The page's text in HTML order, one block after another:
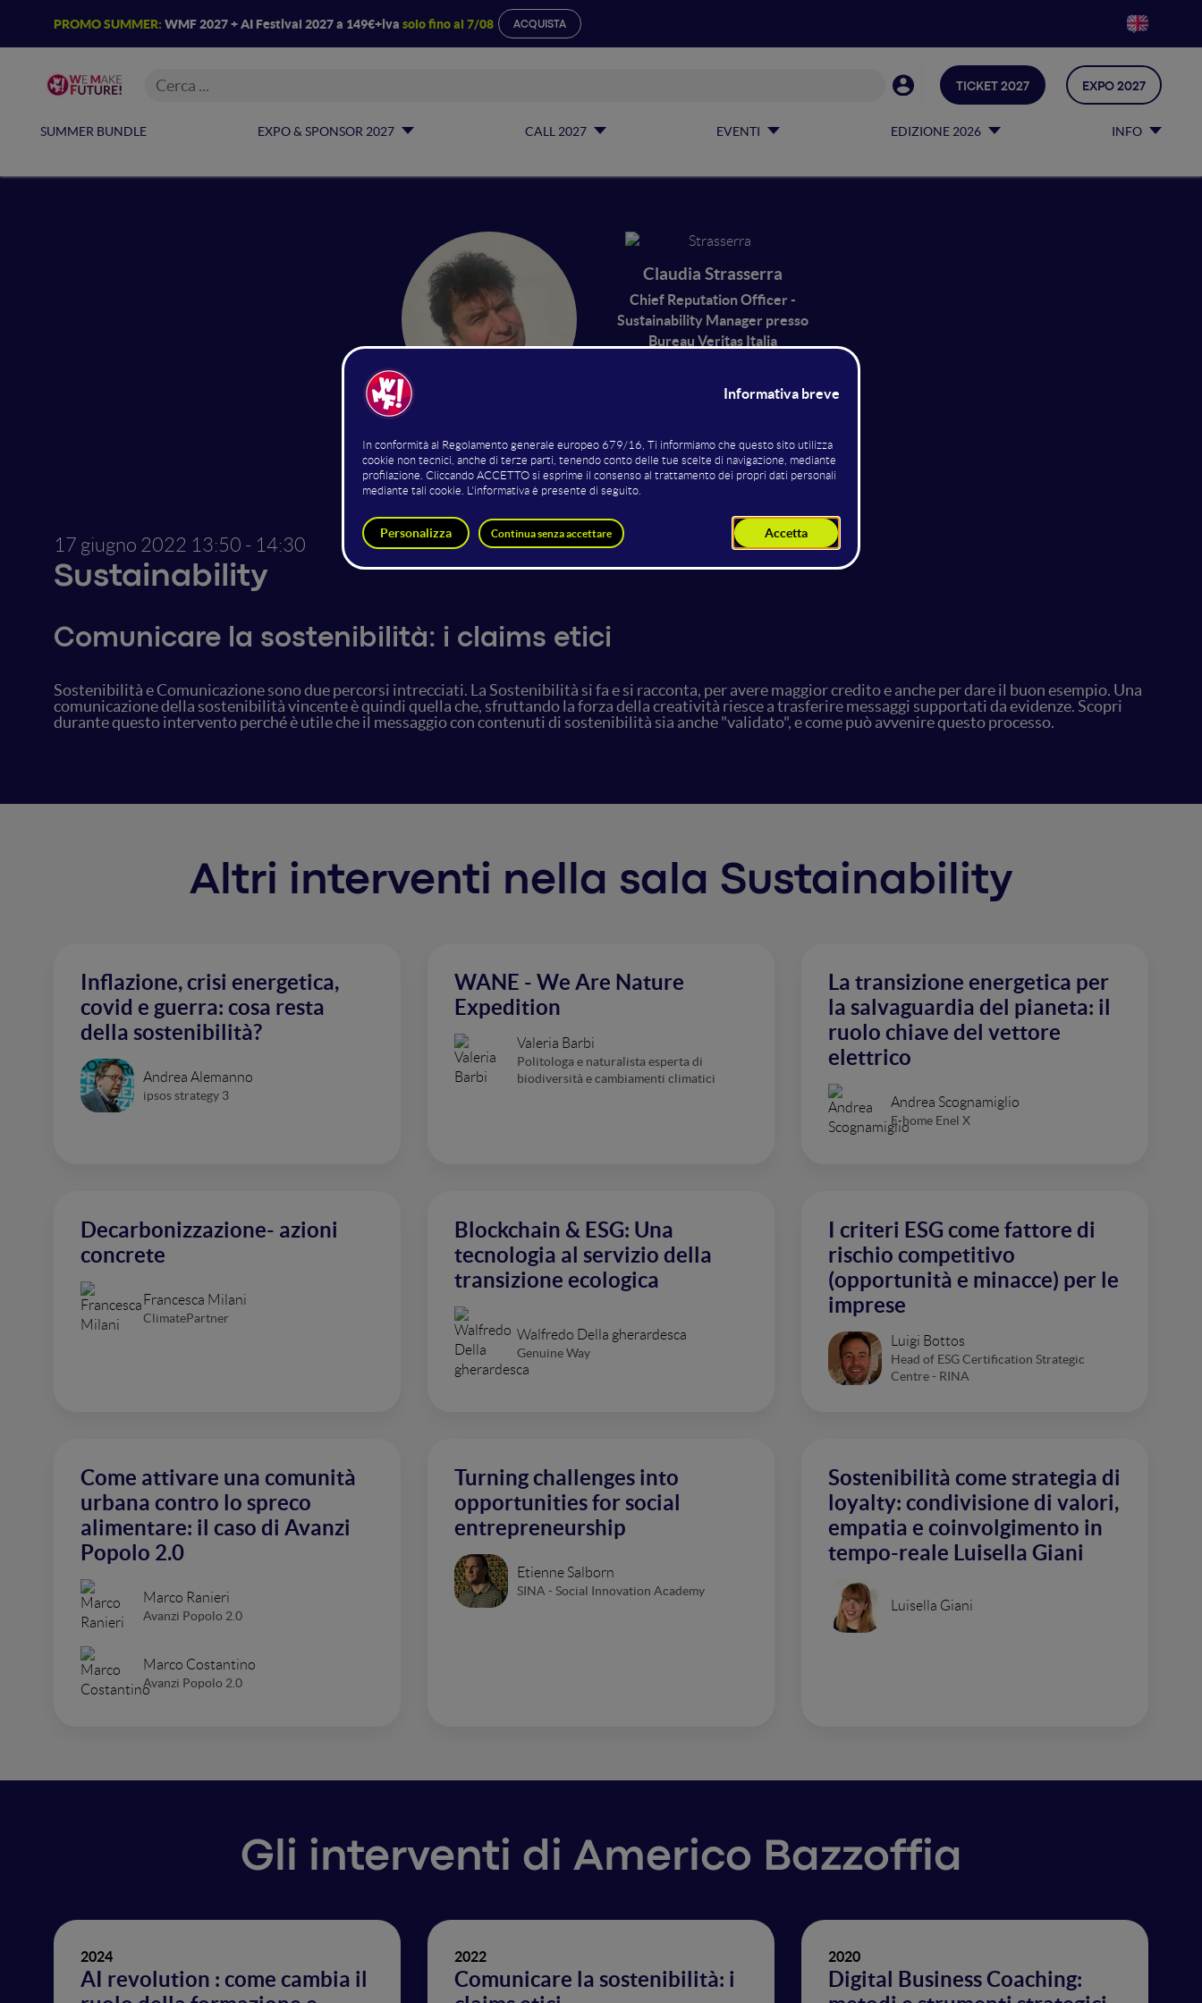
PROMO SUMMER: WMF 2027 + AI Festival 2027 a 149€+iva solo fino al 7/08 ACQUISTA
SUMMER BUNDLE EXPO & SPONSOR 2027 CALL 2027 EVENTI EDIZIONE 2026 INFO
TICKET 2027 EXPO 2027
CEO & Consulente Scientifico
Nazionale
Eskogito Srls & CNEL
Claudia Strasserra
Chief Reputation Officer -
Sustainability Manager presso
Bureau Veritas Italia
17 giugno 2022 13:50 - 14:30
Sustainability
Comunicare la sostenibilità: i claims etici
Sostenibilità e Comunicazione sono due percorsi intrecciati. La Sostenibilità si fa e si racconta, per avere maggior credito e anche per dare il buon esempio. Una
comunicazione della sostenibilità vincente è quindi quella che, sfruttando la forza della creatività riesce a trasferire messaggi supportati da evidenze. Scopri
durantequesto intervento perché è utile che il messaggio con contenuti di sostenibilità sia anche "validato", e come può avvenire questo processo.
Altri interventi nella sala Sustainability
Inflazione, crisi energetica,
covid e guerra: cosa resta
della sostenibilità?
Andrea Alemanno
ipsos strategy 3
WANE - We Are Nature
Expedition
Valeria Barbi
Politologa e naturalista esperta di
biodiversità e cambiamenti climatici
La transizione energetica per
la salvaguardia del pianeta: il
ruolo chiave del vettore
elettrico
Andrea Scognamiglio
E-home Enel X
Decarbonizzazione- azioni
concrete
Francesca Milani
ClimatePartner
Blockchain & ESG: Una
tecnologia al servizio della
transizione ecologica
Walfredo Della gherardesca
Genuine Way
I criteri ESG come fattore di
rischio competitivo
(opportunità e minacce) per le
imprese
Luigi Bottos
Head of ESG Certification Strategic
Centre - RINA
Come attivare una comunità
urbana contro lo spreco
alimentare: il caso di Avanzi
Popolo 2.0
Marco Ranieri
Avanzi Popolo 2.0
Marco Costantino
Avanzi Popolo 2.0
Turning challenges into
opportunities for social
entrepreneurship
Etienne Salborn
SINA - Social Innovation Academy
Sostenibilità come strategia di
loyalty: condivisione di valori,
empatia e coinvolgimento in
tempo-reale Luisella Giani
Luisella Giani
Gli interventi di Americo Bazzoffia
2024
AI revolution : come cambia il
2022
Comunicare la sostenibilità: i
2020
Digital Business Coaching: